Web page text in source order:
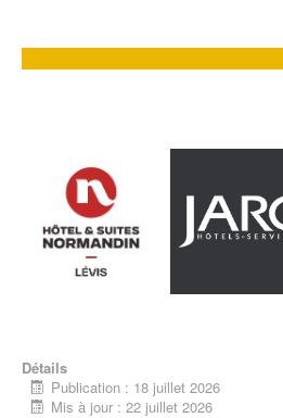
Détails
Publication : 18 juillet 2026
Mis à jour : 22 juillet 2026